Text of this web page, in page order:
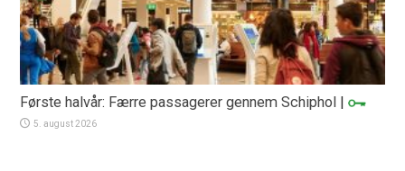
Første halvår: Færre passagerer gennem Schiphol |
5. august 2026